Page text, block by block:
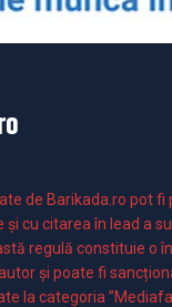
de Barikada.ro pot fi
cu citarea în lead a
regulă constituie o
și poate fi
la categoria